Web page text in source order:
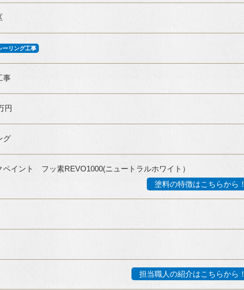
ーリング工事
事
円
グ
ペイント フッ素REVO1000(ニュートラルホワイト）
塗料の特徴はこちらから！
担当職人の紹介はこちらから！